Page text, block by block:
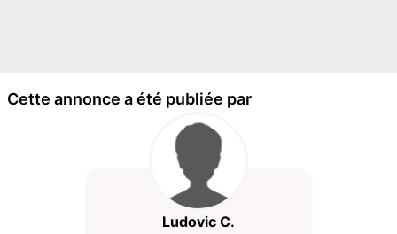
Cette annonce a été publiée par
Ludovic C.